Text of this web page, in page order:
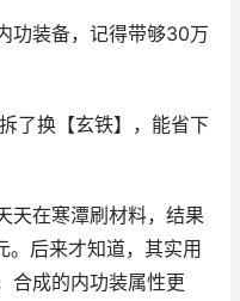
功装备，记得带够30万
了换【玄铁】，能省下
天在寒潭刷材料，结果
后来才知道，其实用
合成的内功装属性更